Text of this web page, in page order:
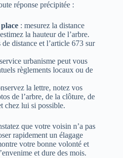
réponse précipitée :
: mesurez la distance
la hauteur de l’arbre.
distance et l’article 673 sur
urbanisme peut vous
règlements locaux ou de
la lettre, notez vos
de l’arbre, de la clôture, de
chez lui si possible.
que votre voisin n’a pas
rapidement un élagage
votre bonne volonté et
et dure des mois.